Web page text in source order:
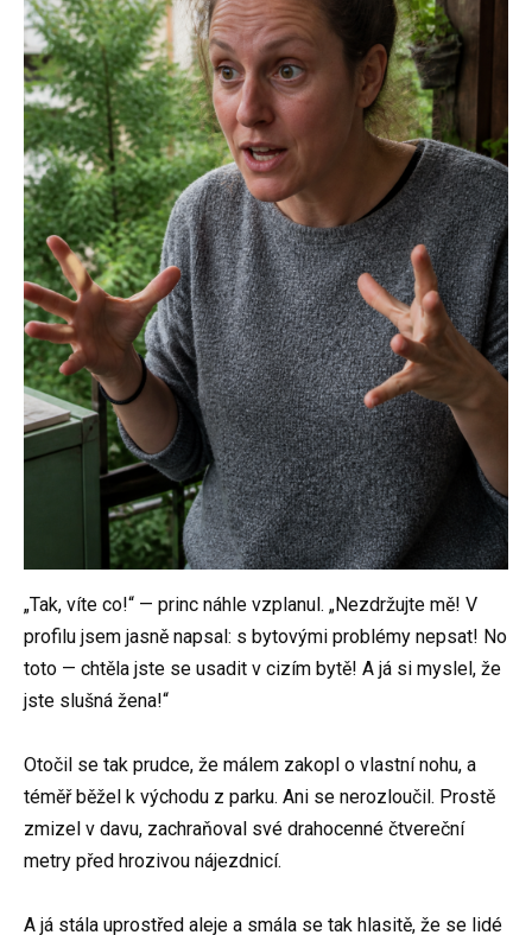
„Tak, víte co!“ — princ náhle vzplanul. „Nezdržujte mě! V
profilu jsem jasně napsal: s bytovými problémy nepsat! No
toto — chtěla jste se usadit v cizím bytě! A já si myslel, že
jste slušná žena!“
Otočil se tak prudce, že málem zakopl o vlastní nohu, a
téměř běžel k východu z parku. Ani se nerozloučil. Prostě
zmizel v davu, zachraňoval své drahocenné čtvereční
metry před hrozivou nájezdnicí.
A já stála uprostřed aleje a smála se tak hlasitě, že se lidé